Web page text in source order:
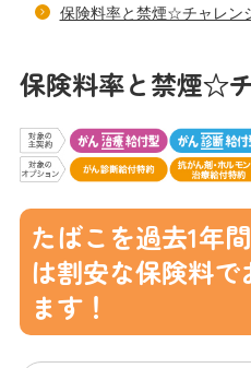
保険料率と禁煙☆チャレン
保険料率と禁煙☆
たばこを過去1年
は割安な保険料
ます！